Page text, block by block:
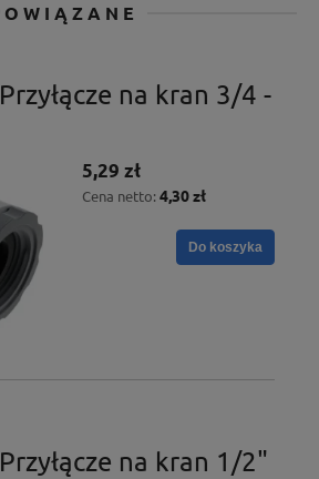
Przyłącze na kran 3/4 -
5,29 zł
Cena netto: 4,30 zł
Do koszyka
Przyłącze na kran 1/2"